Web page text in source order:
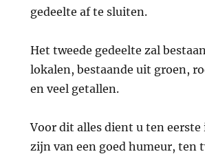
gedeelte af te sluiten.
Het tweede gedeelte zal
lokalen, bestaande uit groen,
en veel getallen.
Voor dit alles dient u ten eerste
zijn van een goed humeur, ten